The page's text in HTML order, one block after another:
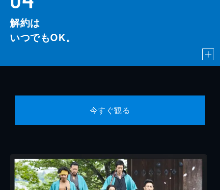
解約は
いつでもOK。
今すぐ観る